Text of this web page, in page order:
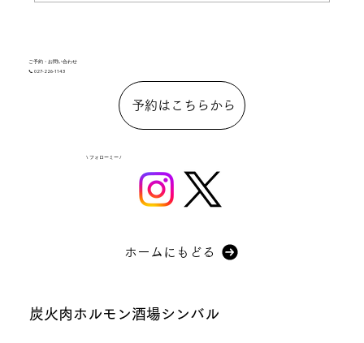
ご予約・お問い合わせ
📞 027-226-1143
予約はこちらから
\ フォローミー /
ホームにもどる
炭火肉ホルモン酒場シンバル